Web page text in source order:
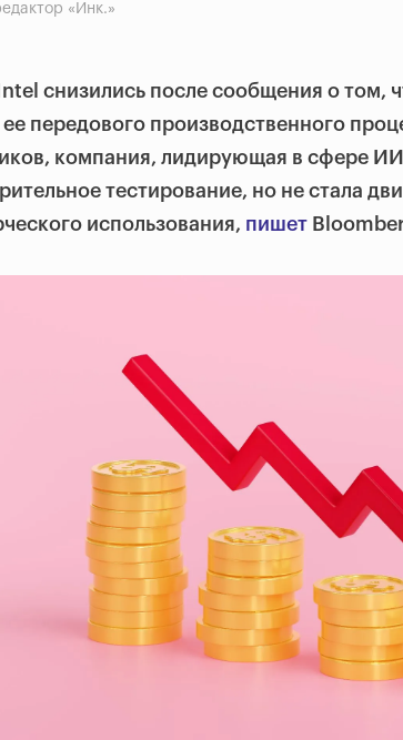
«Инк.»
снизились после сообщения о том,
передового производственного
компания, лидирующая в сфере
тестирование, но не стала
использования, пишет